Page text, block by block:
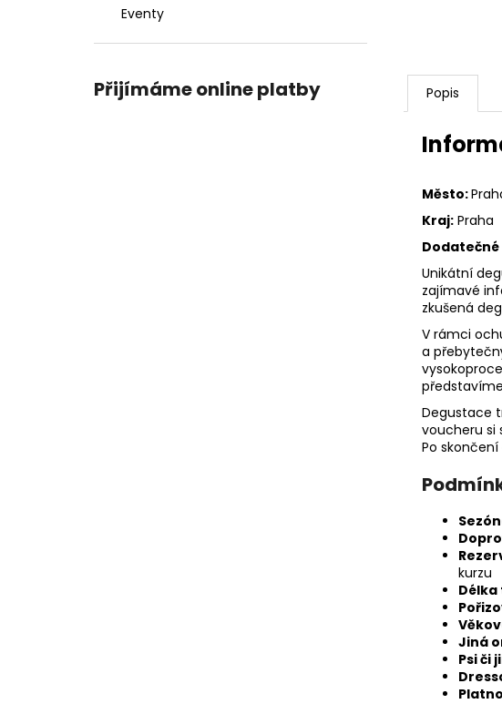
Eventy
Přijímáme online platby Popis
Město:
Kraj: Praha
Unikátní
zajímavé
zkušená
V rámci
a
Degustace
voucheru si
Po
kurzu
Jiná
Psi či